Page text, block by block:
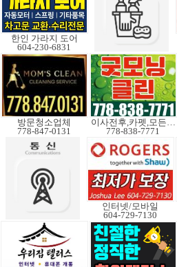
한인 가라지 도어
604-230-6831
방문청소업체
778-847-0131
이사전후,카펫,모든청소
778-838-7771
인터넷/모바일
604-729-7130